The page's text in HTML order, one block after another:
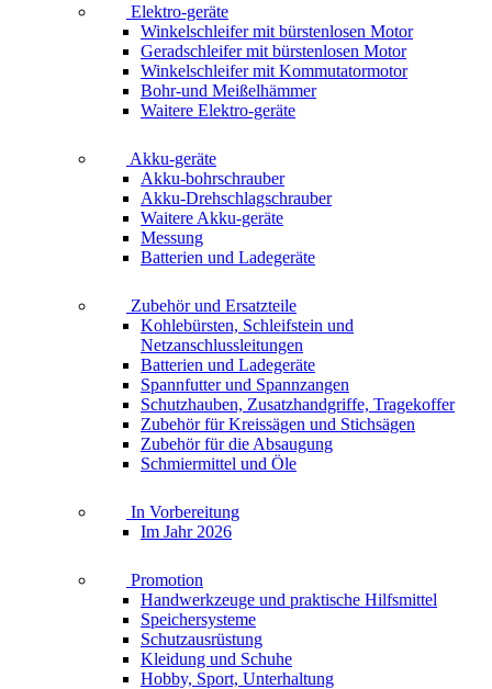
Elektro-geräte
Winkelschleifer mit bürstenlosen Motor
Geradschleifer mit bürstenlosen Motor
Winkelschleifer mit Kommutatormotor
Bohr-und Meißelhämmer
Waitere Elektro-geräte
Akku-geräte
Akku-bohrschrauber
Akku-Drehschlagschrauber
Waitere Akku-geräte
Messung
Batterien und Ladegeräte
Zubehör und Ersatzteile
Kohlebürsten, Schleifstein und
Netzanschlussleitungen
Batterien und Ladegeräte
Spannfutter und Spannzangen
Schutzhauben, Zusatzhandgriffe, Tragekoffer
Zubehör für Kreissägen und Stichsägen
Zubehör für die Absaugung
Schmiermittel und Öle
In Vorbereitung
Im Jahr 2026
Promotion
Handwerkzeuge und praktische Hilfsmittel
Speichersysteme
Schutzausrüstung
Kleidung und Schuhe
Hobby, Sport, Unterhaltung